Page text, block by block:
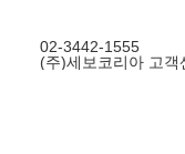
02-3442-1555
(주)세보코리아 고